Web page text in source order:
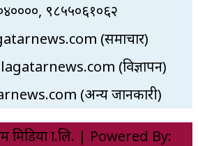
९८५५०६१०६२
(समाचार)
(विज्ञापन)
(अन्य जानकारी)
प्रा.लि. | Powered By: